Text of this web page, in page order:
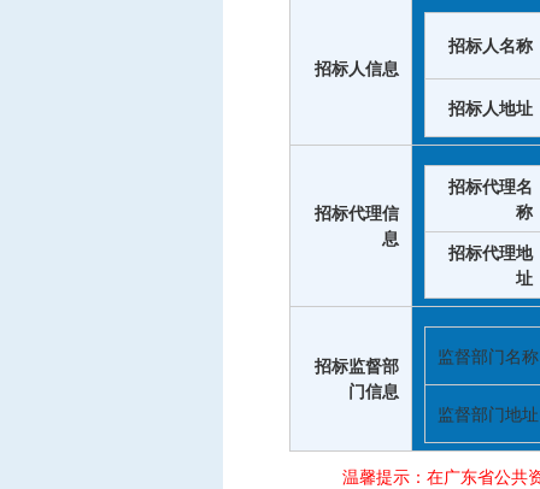
招标人信息
招标人名称
招标人地址
招标代理信
息
招标代理名
称
招标代理地
址
招标监督部
门信息
监督部门名称
监督部门地址
温馨提示：在广东省公共